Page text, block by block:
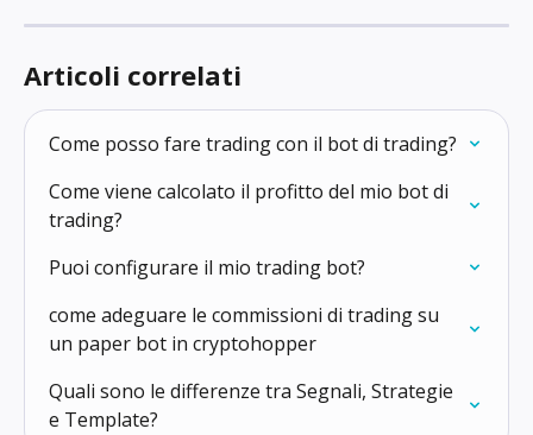
Articoli correlati
Come posso fare trading con il bot di trading?
Come viene calcolato il profitto del mio bot di
trading?
Puoi configurare il mio trading bot?
come adeguare le commissioni di trading su
un paper bot in cryptohopper
Quali sono le differenze tra Segnali, Strategie
e Template?